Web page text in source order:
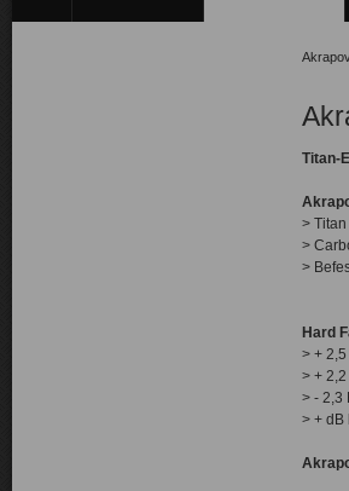
Titan-
>
>
>
Hard
> +
> +
> - 2,3
> + dB